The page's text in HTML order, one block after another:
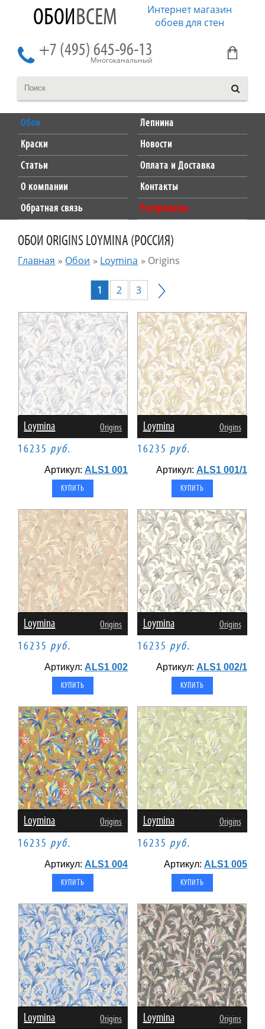
ОБОИВСЕМ
Интернет магазин
обоев для стен
+7 (495) 645-96-13
Многоканальный
Обои
Лепнина
Краски
Новости
Статьи
Оплата и Доставка
О компании
Контакты
Обратная связь
Распродажа
ОБОИ ORIGINS LOYMINA (РОССИЯ)
Главная » Обои » Loymina » Origins
1 2 3
Loymina Origins
16235 руб.
Артикул: ALS1 001
Loymina Origins
16235 руб.
Артикул: ALS1 001/1
Loymina Origins
16235 руб.
Артикул: ALS1 002
Loymina Origins
16235 руб.
Артикул: ALS1 002/1
Loymina Origins
16235 руб.
Артикул: ALS1 004
Loymina Origins
16235 руб.
Артикул: ALS1 005
Loymina Origins Loymina Origins